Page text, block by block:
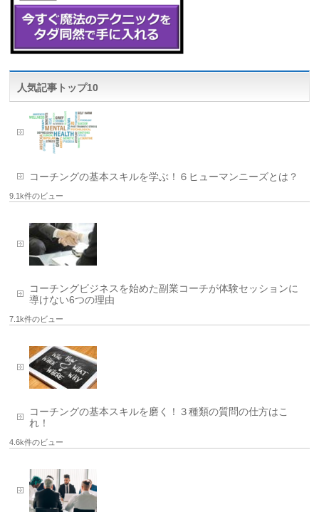
人気記事トップ10
コーチングの基本スキルを学ぶ！６ヒューマンニーズとは？
9.1k件のビュー
コーチングビジネスを始めた副業コーチが体験セッションに
導けない6つの理由
7.1k件のビュー
コーチングの基本スキルを磨く！３種類の質問の仕方はこ
れ！
4.6k件のビュー